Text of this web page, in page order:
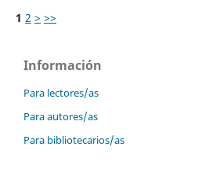
1 2 > >>
Información
Para lectores/as
Para autores/as
Para bibliotecarios/as